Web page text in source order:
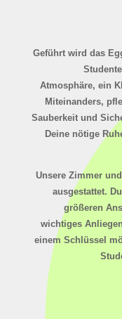
Geführt wird das
Atmosphäre, ein
Miteinanders,
Sauberkeit und
Deine nötige
Unsere Zimmer
ausgestattet.
größeren
wichtiges
einem Schlüssel